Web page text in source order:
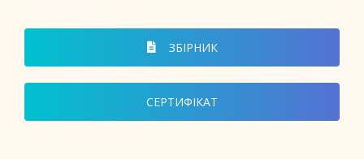
ЗБІРНИК
СЕРТИФІКАТ